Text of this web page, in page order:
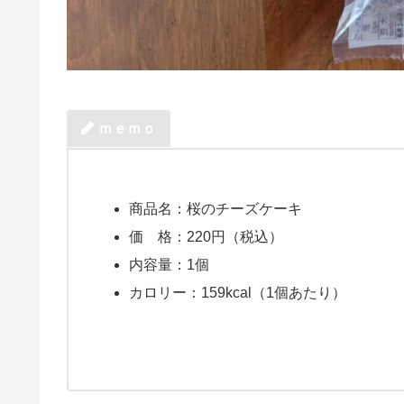
ｍｅｍｏ
商品名：桜のチーズケーキ
価 格：220円（税込）
内容量：1個
カロリー：159kcal（1個あたり）